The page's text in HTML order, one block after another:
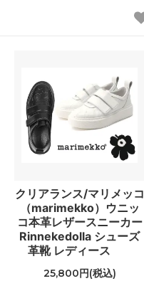
クリアランス/マリメッコ
（marimekko）ウニッ
コ本革レザースニーカー
Rinnekedolla シューズ
革靴 レディース
25,800円(税込)